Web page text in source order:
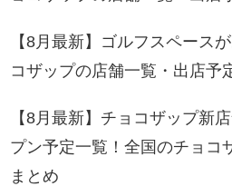
【8月最新】ゴルフスペース
コザップの店舗一覧・出店予
【8月最新】チョコザップ新
プン予定一覧！全国のチョコ
まとめ